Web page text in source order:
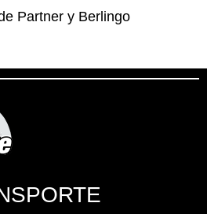
Partner y Berlingo